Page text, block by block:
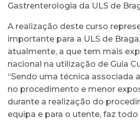
Gastrenterologia da ULS de
A realização deste curso
importante para a ULS de
atualmente, a que tem mais
nacional na utilização de Guia
“Sendo uma técnica associada
no procedimento e menor
durante a realização do
equipa e para o utente, faz